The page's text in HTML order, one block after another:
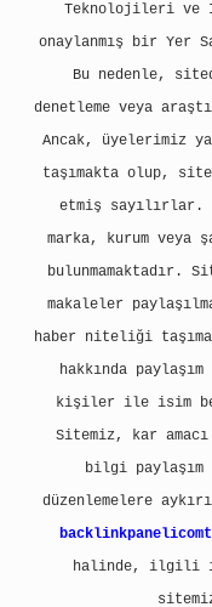
Teknolojileri ve
onaylanmış bir Yer
Bu nedenle,
denetleme veya
Ancak, üyelerimiz
taşımakta olup,
etmiş
marka, kurum
bulunmamaktadır.
makaleler
haber niteliği
hakkında
kişiler ile isim
Sitemiz, kar
bilgi paylaşım
düzenlemelere
halinde, ilgili